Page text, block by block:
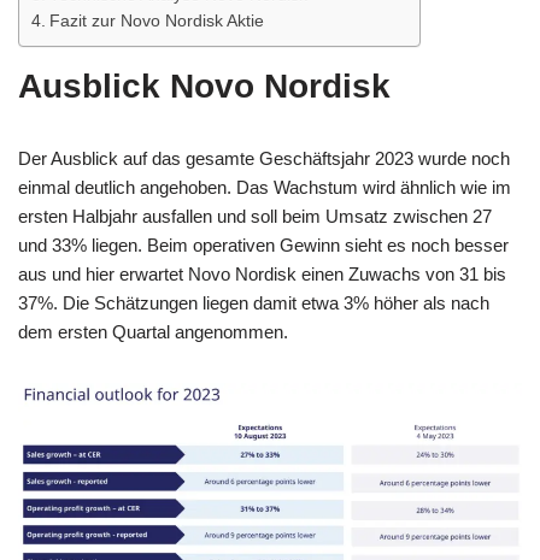
Fazit zur Novo Nordisk Aktie
Ausblick Novo Nordisk
Der Ausblick auf das gesamte Geschäftsjahr 2023 wurde noch
einmal deutlich angehoben. Das Wachstum wird ähnlich wie im
ersten Halbjahr ausfallen und soll beim Umsatz zwischen 27
und 33% liegen. Beim operativen Gewinn sieht es noch besser
aus und hier erwartet Novo Nordisk einen Zuwachs von 31 bis
37%. Die Schätzungen liegen damit etwa 3% höher als nach
dem ersten Quartal angenommen.